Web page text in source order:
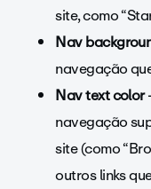
site, como
Nav
navegação
Nav text color
navegação
site (como
outros links